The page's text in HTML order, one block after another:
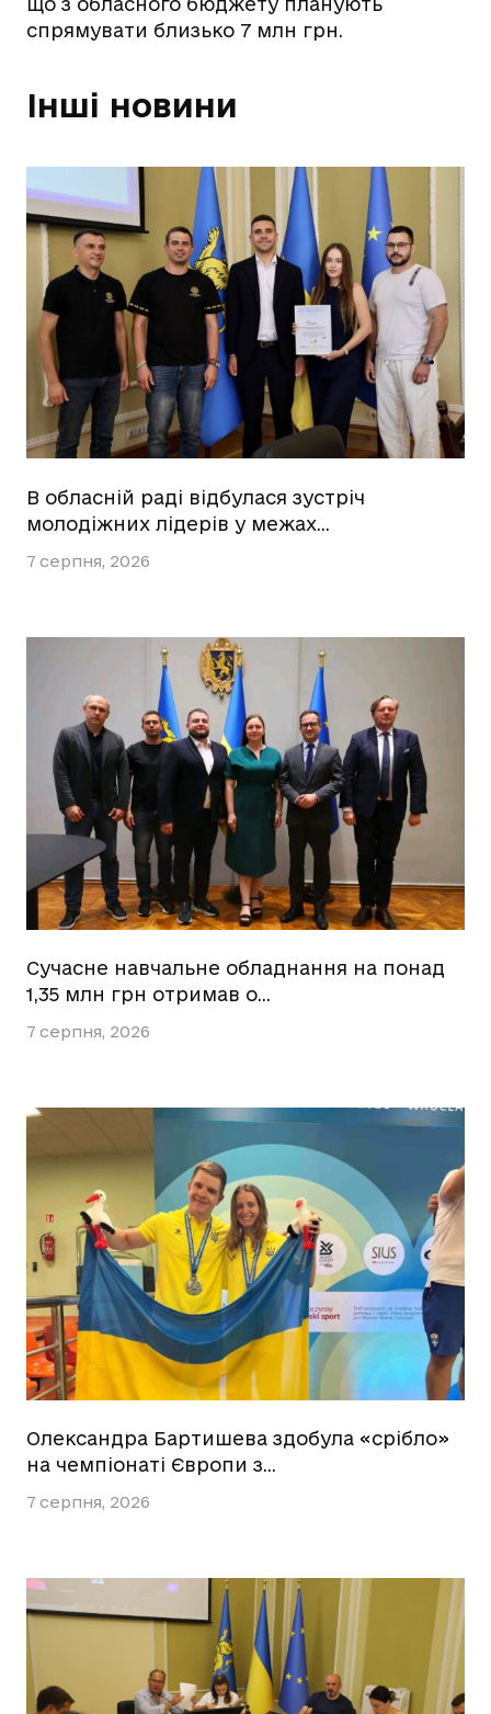
спрямувати близько 7 млн грн.
Інші новини
В обласній раді відбулася зустріч
молодіжних лідерів у межах…
7 серпня, 2026
Сучасне навчальне обладнання на понад
1,35 млн грн отримав о…
7 серпня, 2026
Олександра Бартишева здобула «срібло»
на чемпіонаті Європи з…
7 серпня, 2026